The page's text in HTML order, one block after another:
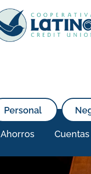
Personal
Ahorros